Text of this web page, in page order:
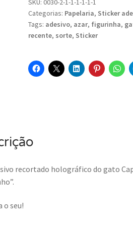
SKU:0030-2-1-1-1-1-1-1
Categorias: Papelaria, Sticker
Tags: adesivo, azar, figurinha,
recente, sorte, Sticker
recortado holográfico do gato
o seu!